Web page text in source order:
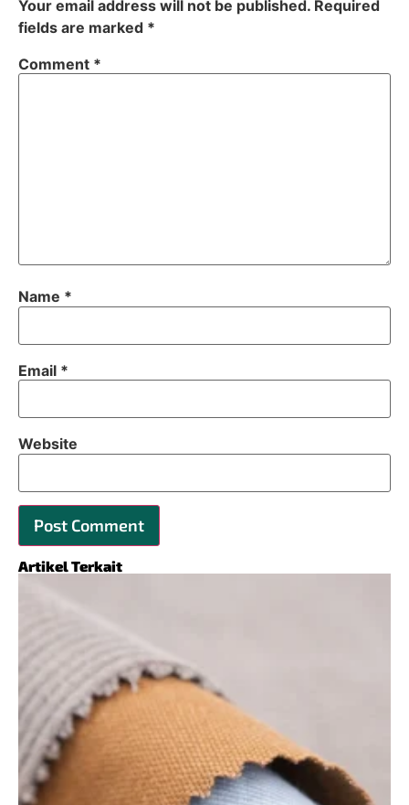
Your email address will not be published. Required
fields are marked *
Comment *
Name *
Email *
Website
Artikel Terkait